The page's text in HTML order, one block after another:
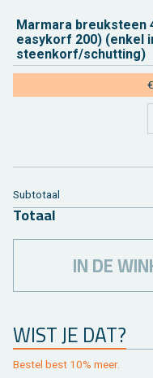
Mar­ma­ra breuk­steen
easy­korf 200) (enkel
steen­korf/schut­ting)
WIST JE DAT?
Be­stel best 10% meer.
Sub­to­taal
To­taal
IN DE